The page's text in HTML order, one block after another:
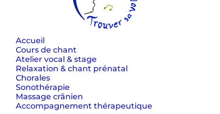
Accueil
Cours de chant
Atelier vocal & stage
Relaxation & chant prénatal
Chorales
Sonothérapie
Massage crânien
Accompagnement thérapeutique